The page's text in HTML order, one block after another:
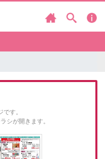
す。
シが開きます。